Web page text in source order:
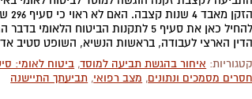
להחיל כאן את סעיף 5 לתקנות
הדין הארצי לעבודה, בראשות הנשיא, השופט סטיב
קטגוריות: איחור בהגשת תביעה למוסד, ביטוח לאומי:
חסרים מסמכים ונתונים, מצב רפואי, תביעתך התיישנה